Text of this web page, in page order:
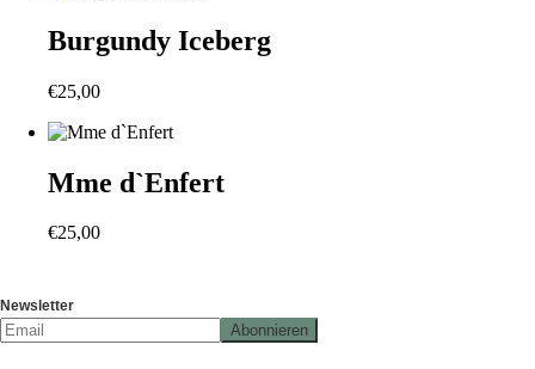
Burgundy Iceberg
€25,00
Mme d`Enfert
€25,00
Newsletter